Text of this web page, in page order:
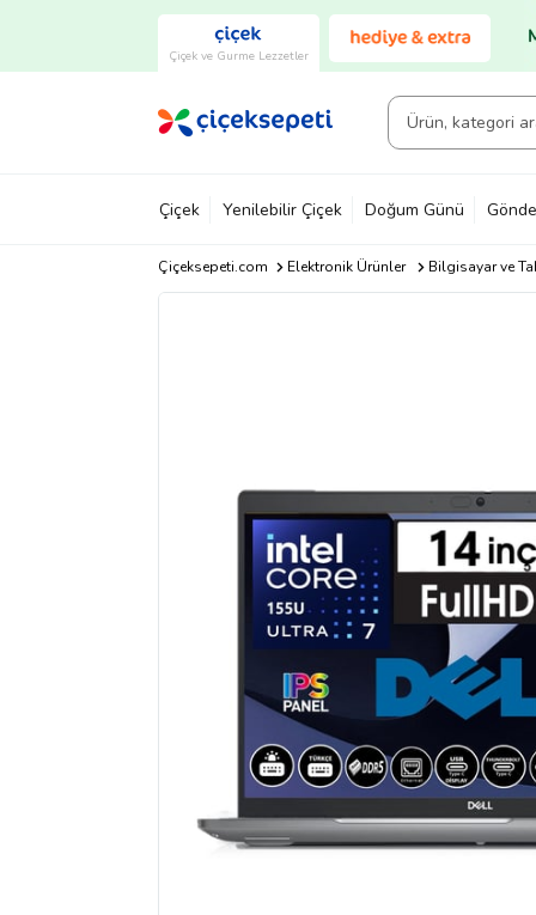
Çiçek ve Gurme Lezzetler
Çiçek Yenilebilir Çiçek Doğum Günü
Çiçeksepeti.com Elektronik Ürünler Bilgisayar ve